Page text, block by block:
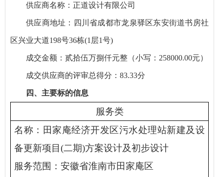
供应商名称：正道设计有限公司
供应商地址：四川省成都市龙泉驿区东安街道书房社
区兴业大道198号36栋(1层1号)
成交金额：贰拾伍万捌仟元整（小写：258000.00元）
成交供应商的评审总得分：83.33分
四、主要标的信息
服务类
名称： 田家庵经济开发区污水处理站新建及设
备更新项目(二期)方案设计及初步设计
服务范围：安徽省淮南市田家庵区